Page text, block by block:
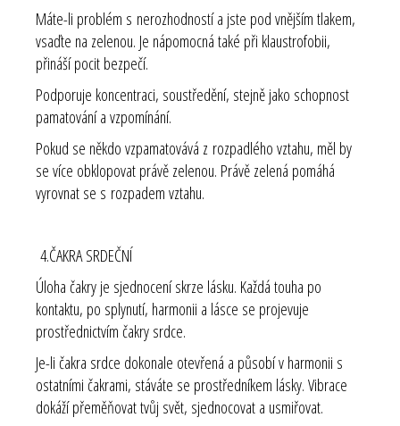
Máte-li problém s nerozhodností a jste pod vnějším tlakem,
vsaďte na zelenou. Je nápomocná také při klaustrofobii,
přináší pocit bezpečí.
Podporuje koncentraci, soustředění, stejně jako schopnost
pamatování a vzpomínání.
Pokud se někdo vzpamatovává z rozpadlého vztahu, měl by
se více obklopovat právě zelenou. Právě zelená pomáhá
vyrovnat se s rozpadem vztahu.
4.ČAKRA SRDEČNÍ
Úloha čakry je sjednocení skrze lásku. Každá touha po
kontaktu, po splynutí, harmonii a lásce se projevuje
prostřednictvím čakry srdce.
Je-li čakra srdce dokonale otevřená a působí v harmonii s
ostatními čakrami, stáváte se prostředníkem lásky. Vibrace
dokáží přeměňovat tvůj svět, sjednocovat a usmiřovat.